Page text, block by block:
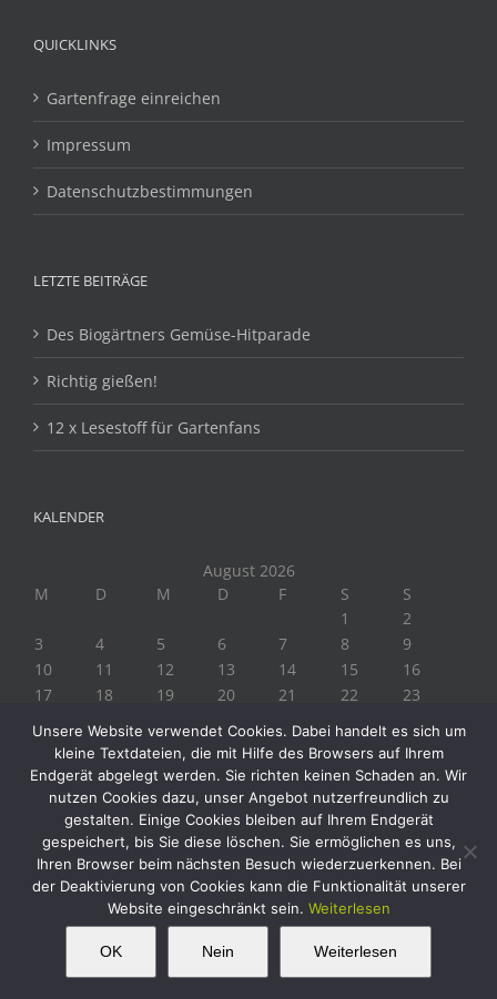
QUICKLINKS
Gartenfrage einreichen
Impressum
Datenschutzbestimmungen
LETZTE BEITRÄGE
Des Biogärtners Gemüse-Hitparade
Richtig gießen!
12 x Lesestoff für Gartenfans
KALENDER
August 2026
M
D M D F S
S
1
2
3
4 5 6 7 8
9
10
11 12 13 14 15
16
17
18 19 20 21 22
23
« Juli
Copyright 2019 Biogärtner Ploberger | Alle Rechte vorbehalten
FacebookInstagram
TwitterYouTube
This website uses cookies and third party
Unsere Website verwendet Cookies. Dabei handelt es sich um
kleine Textdateien, die mit Hilfe des Browsers auf Ihrem
Endgerät abgelegt werden. Sie richten keinen Schaden an. Wir
nutzen Cookies dazu, unser Angebot nutzerfreundlich zu
gestalten. Einige Cookies bleiben auf Ihrem Endgerät
gespeichert, bis Sie diese löschen. Sie ermöglichen es uns,
Ihren Browser beim nächsten Besuch wiederzuerkennen. Bei
der Deaktivierung von Cookies kann die Funktionalität unserer
Website eingeschränkt sein. Weiterlesen
OK Nein Weiterlesen